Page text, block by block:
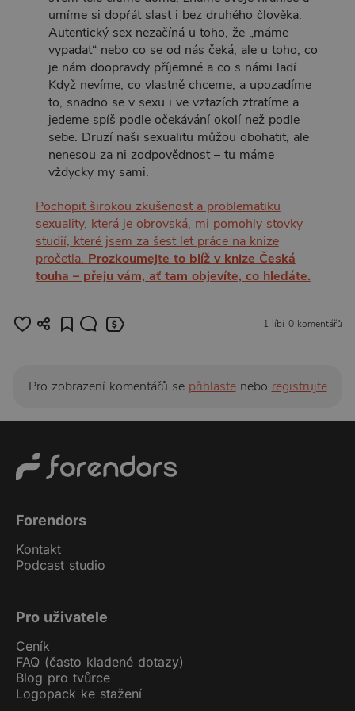
umíme si dopřát slast i bez druhého člověka.
Autentický sex nezačíná u toho, že „máme
vypadat“ nebo co se od nás čeká, ale u toho, co
je nám doopravdy příjemné a co s námi ladí.
Když nevíme, co vlastně chceme, a upozadíme
to, snadno se v sexu i ve vztazích ztratíme a
jedeme spíš podle očekávání okolí než podle
sebe. Druzí naši sexualitu můžou obohatit, ale
nenesou za ni zodpovědnost – tu máme
vždycky my sami.
Pochopit širokou zkušenost a problematiku
sexuality, která je obrovská, mi pomohly stovky
studií, které jsem za šest let práce na knize
pročetla. Prozkoumejte to blíž v knize Česká
touha – přeju vám, ať tam objevíte, co hledáte.
1 líbí 0 komentářů
Pro zobrazení komentářů se přihlastenebo registrujte
Forendors
Kontakt
Podcast studio
Pro uživatele
Ceník
FAQ (často kladené dotazy)
Blog pro tvůrce
Logopack ke stažení